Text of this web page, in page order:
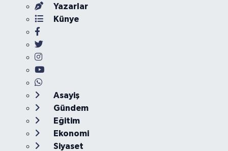
Yazarlar
Künye
Asayiş
Gündem
Eğitim
Ekonomi
Siyaset